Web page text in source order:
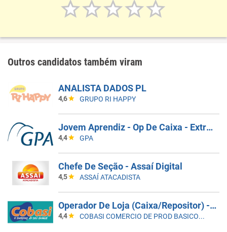
Outros candidatos também viram
ANALISTA DADOS PL
4,6 GRUPO RI HAPPY
Jovem Aprendiz - Op De Caixa - Extra Itapetininga
4,4 GPA
Chefe De Seção - Assaí Digital
4,5 ASSAÍ ATACADISTA
Operador De Loja (Caixa/Repositor) - Cobasi Assaí Anhanguera
4,4 COBASI COMERCIO DE PROD BASICOS E INDUSTRIALIZADOS LTDA